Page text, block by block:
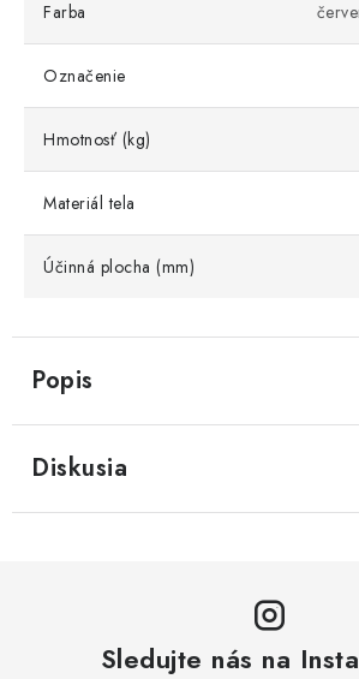
Popis
Farba
Označenie
Hmotnosť (kg)
Materiál tela
Účinná plocha (mm)
Diskusia
Sledujte nás na